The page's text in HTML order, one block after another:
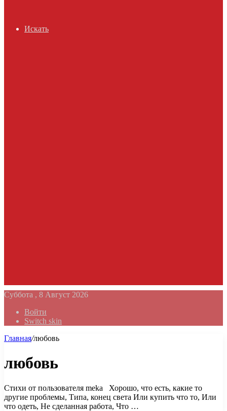
Искать
Суббота , 8 Август 2026
Войти
Switch skin
Главная/любовь
любовь
Стихи от пользователя meka Хорошо, что есть, какие то
другие проблемы, Типа, конец света Или купить что то, Или
что одеть, Не сделанная работа, Что …